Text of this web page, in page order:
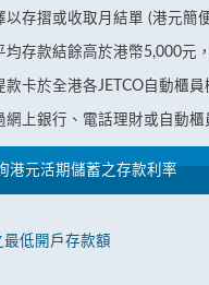
以存摺或收取月結單 (港元簡
均存款結餘高於港幣5,000元
款卡於全港各JETCO自動櫃員
網上銀行、電話理財或自動
港元活期儲蓄之存款利率
低開戶存款額